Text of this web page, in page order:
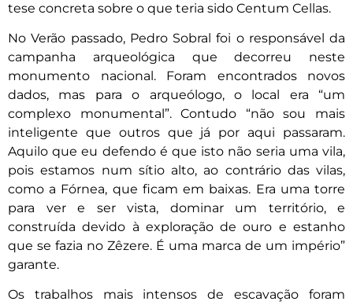
tese concreta sobre o que teria sido Centum Cellas.
No Verão passado, Pedro Sobral foi o responsável da
campanha arqueológica que decorreu neste
monumento nacional. Foram encontrados novos
dados, mas para o arqueólogo, o local era “um
complexo monumental”. Contudo “não sou mais
inteligente que outros que já por aqui passaram.
Aquilo que eu defendo é que isto não seria uma vila,
pois estamos num sítio alto, ao contrário das vilas,
como a Fórnea, que ficam em baixas. Era uma torre
para ver e ser vista, dominar um território, e
construída devido à exploração de ouro e estanho
que se fazia no Zêzere. É uma marca de um império”
garante.
Os trabalhos mais intensos de escavação foram